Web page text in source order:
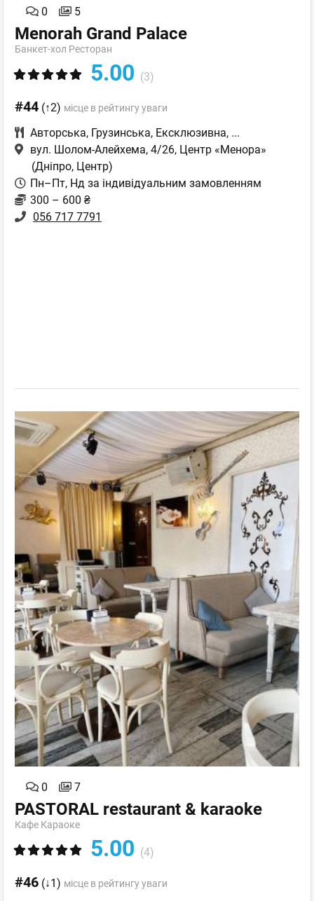
0 5
Menorah Grand Palace
Банкет-хол Ресторан
5.00 (3)
#44 (↑2) місце в рейтингу уваги
Авторська, Грузинська, Ексклюзивна, ...
вул. Шолом-Алейхема, 4/26, Центр «Менора»
(Дніпро, Центр)
Пн–Пт, Нд за індивідуальним замовленням
300 – 600 ₴
056 717 7791
0 7
PASTORAL restaurant & karaoke
Кафе Караоке
5.00 (4)
#46 (↓1) місце в рейтингу уваги